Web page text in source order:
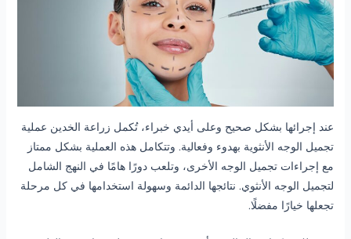
عند إجرائها بشكل صحيح وعلى أيدي خبراء، تُكمل زراعة الخدين عملية
تجميل الوجه الأنثوية بهدوء وفعالية. وتتكامل هذه العملية بشكل ممتاز
مع إجراءات تجميل الوجه الأخرى، وتلعب دورًا هامًا في النهج الشامل
لتجميل الوجه الأنثوي. نتائجها الدائمة وسهولة استخدامها في كل مرحلة
تجعلها خيارًا مفضلًا.